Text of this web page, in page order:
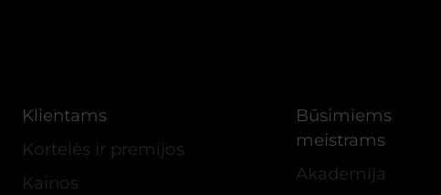
Klientams
Kortelės ir premijos
Kainos
Būsimiems
meistrams
Akademija